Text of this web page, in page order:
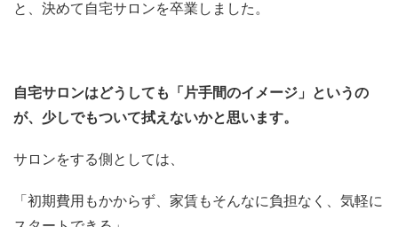
と、決めて自宅サロンを卒業しました。
自宅サロンはどうしても「片手間のイメージ」というの
が、少しでもついて拭えないかと思います。
サロンをする側としては、
「初期費用もかからず、家賃もそんなに負担なく、気軽に